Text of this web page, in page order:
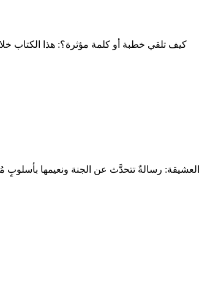
كيف تلقي خطبة أو كلمة مؤثرة؟: هذا الكتاب
العشيقة: رسالةٌ تتحدَّث عن الجنة ونعيمها بأسلوبٍ